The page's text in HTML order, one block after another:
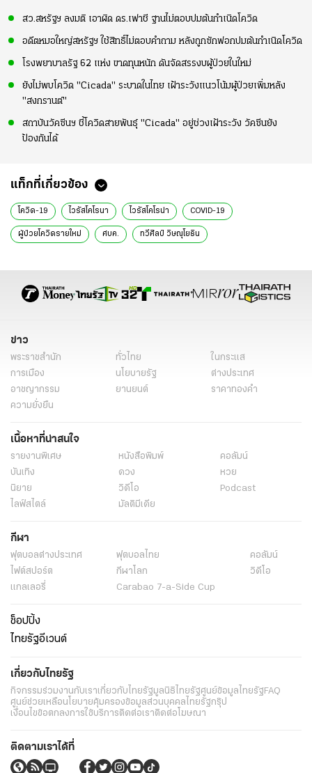
สว.สหรัฐฯ ลงมติ เอาผิด ดร.เฟาชี ฐานไม่ตอบปมต้นกำเนิดโควิด
อดีตหมอใหญ่สหรัฐฯ ใช้สิทธิ์ไม่ตอบคำถาม หลังถูกซักฟอกปมต้นกำเนิดโควิด
โรงพยาบาลรัฐ 62 แห่ง ขาดทุนหนัก ดันจัดสรรงบผู้ป่วยในใหม่
ยังไม่พบโควิด "Cicada" ระบาดในไทย เฝ้าระวังแนวโน้มผู้ป่วยเพิ่มหลัง
"สงกรานต์"
สถาบันวัคซีนฯ ชี้โควิดสายพันธุ์ "Cicada" อยู่ช่วงเฝ้าระวัง วัคซีนยัง
ป้องกันได้
แท็กที่เกี่ยวข้อง
โควิด-19 ไวรัสโคโรนา ไวรัสโคโรน่า COVID-19
ผู้ป่วยโควิดรายใหม่ ศบค. ทวีศิลป์ วิษณุโยธิน
ข่าว
พระราชสำนัก ทั่วไทย
ในกระแส
การเมือง
นโยบายรัฐ
ต่างประเทศ
อาชญากรรม
ยานยนต์
ราคาทองคำ
ความยั่งยืน
เนื้อหาที่น่าสนใจ
รายงานพิเศษ หนังสือพิมพ์
คอลัมน์
บันเทิง
ดวง
หวย
นิยาย
วิดีโอ
Podcast
ไลฟ์สไตล์
มัลติมีเดีย
กีฬา
ฟุตบอลต่่างประเทศ ฟุตบอลไทย
คอลัมน์
ไฟต์สปอร์ต
กีฬาโลก
วิดีโอ
แกลเลอรี่
Carabao 7-a-Side Cup
ช็อปปิ้ง
ไทยรัฐอีเวนต์
เกี่ยวกับไทยรัฐ
กิจกรรมร่วมงานกับเราเกี่ยวกับไทยรัฐมูลนิธิไทยรัฐศูนย์ข้อมูลไทยรัฐ FAQ
ศูนย์ช่วยเหลือนโยบายคุ้มครองข้อมูลส่วนบุคคลไทยรัฐกรุ๊ป
เงื่อนไขข้อตกลงการใช้บริการติดต่อเราติดต่อโฆษณา
ติดตามเราได้ที่